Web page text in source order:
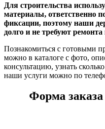
Для строительства
материалы, ответственно
фиксации, поэтому наши
долго и не требуют
Познакомиться с готовыми
можно в каталоге с фото,
консультацию, узнать
наши услуги можно по
Форма заказа